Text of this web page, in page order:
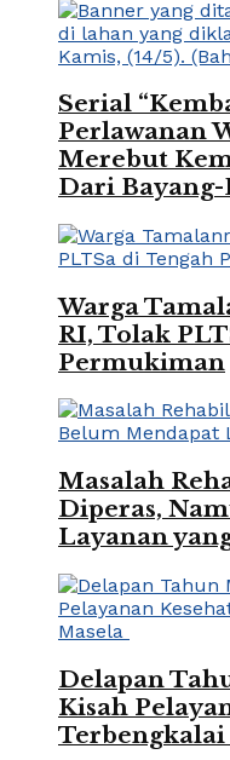
Serial
Perlawanan
Merebut
Dari
Warga
RI, Tolak
Permukiman
Masalah
Diperas,
Layanan
Delapan
Kisah